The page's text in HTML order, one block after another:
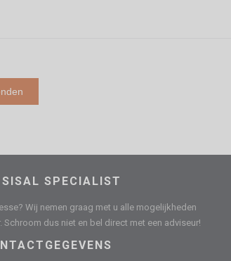
SISAL SPECIALIST
Wij nemen graag met u alle mogelijkheden
Schroom dus niet en bel direct met een adviseur!